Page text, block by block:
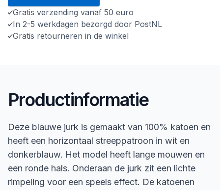
Gratis verzending vanaf 50 euro
In 2-5 werkdagen bezorgd door PostNL
Gratis retourneren in de winkel
Productinformatie
Deze blauwe jurk is gemaakt van 100% katoen en
heeft een horizontaal streeppatroon in wit en
donkerblauw. Het model heeft lange mouwen en
een ronde hals. Onderaan de jurk zit een lichte
rimpeling voor een speels effect. De katoenen